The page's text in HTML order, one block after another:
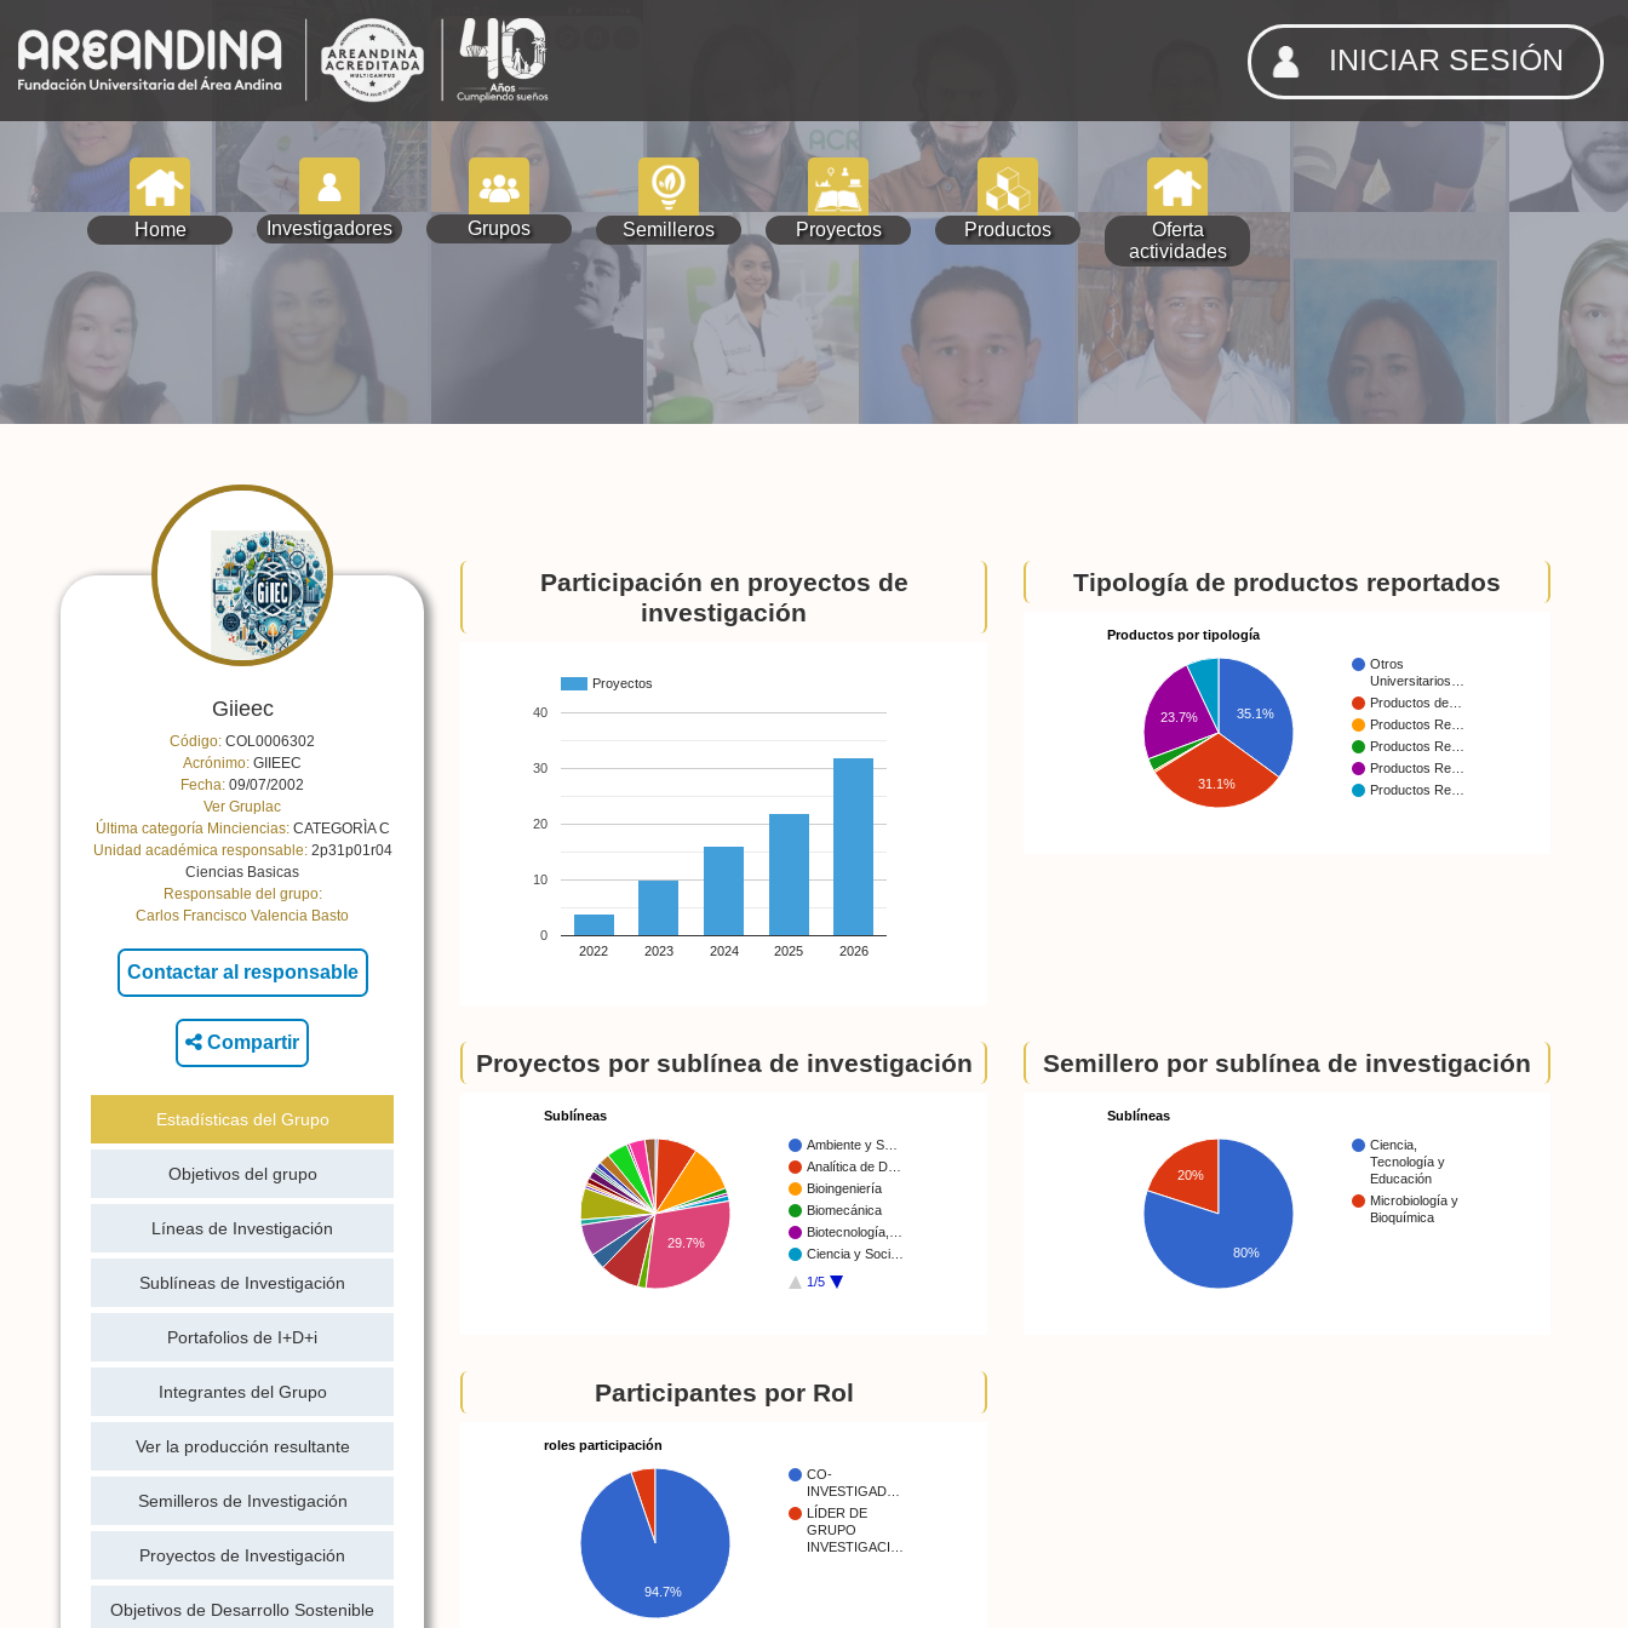
Home Investigadores Grupos Semilleros Proyectos Productos
Oferta
actividades
INICIAR SESIÓN
Giieec
Código: COL0006302
Acrónimo: GIIEEC
Fecha: 09/07/2002
Ver Gruplac
Última categoría Minciencias:CATEGORÌA C
Unidad académica responsable:2p31p01r04
Ciencias Basicas
Responsable del grupo:
Carlos Francisco Valencia Basto
Compartir
Estadísticas del Grupo
Objetivos del grupo
Líneas de Investigación
Sublíneas de Investigación
Portafolios de I+D+i
Integrantes del Grupo
Ver la producción resultante
Semilleros de Investigación
Proyectos de Investigación
Objetivos de Desarrollo Sostenible
Participación en proyectos de
investigación
Proyectos
2022 2023 2024 2025 2026
0
10
20
30
40
Tipología de productos reportados
Productos por tipología
Otros
Universitarios…
Productos de…
Productos Re…
Productos Re…
Productos Re…
Productos Re…
35.1%
23.7%
31.1%
Proyectos por sublínea de investigación
Sublíneas
Ambiente y S…
Analítica de D…
Bioingeniería
Biomecánica
Biotecnología,…
Ciencia y Soci…
1/5
29.7%
Semillero por sublínea de investigación
Sublíneas
Ciencia,
Tecnología y
Educación
Microbiología y
Bioquímica
20%
80%
Participantes por Rol
roles participación
CO-
INVESTIGAD…
LÍDER DE
GRUPO
INVESTIGACI…
94.7%